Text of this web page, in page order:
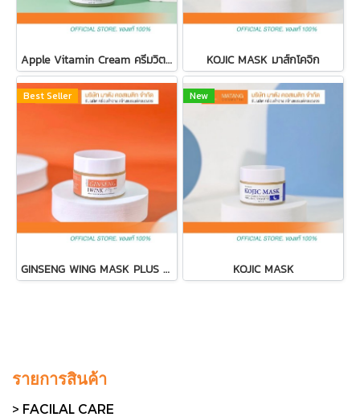
Apple Vitamin Cream ครีมวิตามินแอบเปิ้ล KOJIC MASK มาส์กโคจิก
Best Seller
GINSENG WING MASK PLUS ครีมโสม วิ้ง มาส์ก พลัส
New
KOJIC MASK
รายการสินค้า
> FACILAL CARE